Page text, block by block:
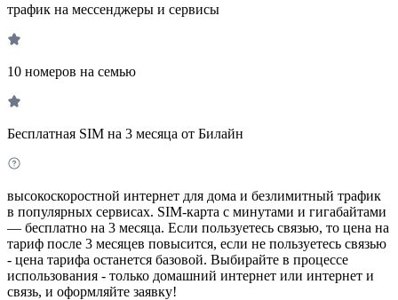
трафик на мессенджеры и сервисы
10 номеров на семью
Бесплатная SIM на 3 месяца от Билайн
высокоскоростной интернет для дома и безлимитный трафик
в популярных сервисах. SIM-карта с минутами и гигабайтами
— бесплатно на 3 месяца. Если пользуетесь связью, то цена на
тариф после 3 месяцев повысится, если не пользуетесь связью
- цена тарифа останется базовой. Выбирайте в процессе
использования - только домашний интернет или интернет и
связь, и оформляйте заявку!